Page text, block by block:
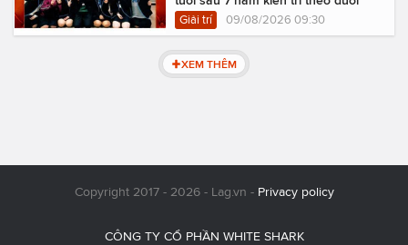
Giải trí 09/08/2026 09:30
XEM THÊM
Copyright 2017 - 2026 - Lag.vn - Privacy policy
CÔNG TY CỔ PHẦN WHITE SHARK